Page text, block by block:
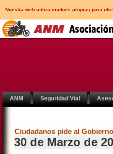
Nuestra web utiliza cookies propias para
ANM Seguridad Vial
Ciudadanos pide al
30 de Marzo de